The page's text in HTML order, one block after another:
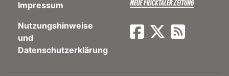
App
Impressum
Nutzungshinweise
und
Datenschutzerklärung